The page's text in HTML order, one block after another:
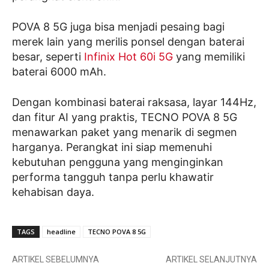
POVA 8 5G juga bisa menjadi pesaing bagi
merek lain yang merilis ponsel dengan baterai
besar, seperti Infinix Hot 60i 5G yang memiliki
baterai 6000 mAh.
Dengan kombinasi baterai raksasa, layar 144Hz,
dan fitur AI yang praktis, TECNO POVA 8 5G
menawarkan paket yang menarik di segmen
harganya. Perangkat ini siap memenuhi
kebutuhan pengguna yang menginginkan
performa tangguh tanpa perlu khawatir
kehabisan daya.
TAGS headline TECNO POVA 8 5G
ARTIKEL SEBELUMNYA ARTIKEL SELANJUTNYA